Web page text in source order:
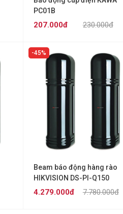
PC01B
230.000đ
207.000đ
45%
Beam báo động hàng rào
HIKVISION DS-PI-Q150
7.780.000đ
4.279.000đ